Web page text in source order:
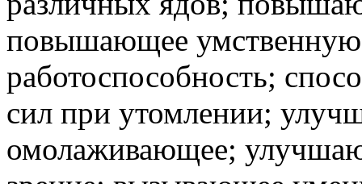
повышающее
работоспособность;
сил при утомлении;
омолаживающее;